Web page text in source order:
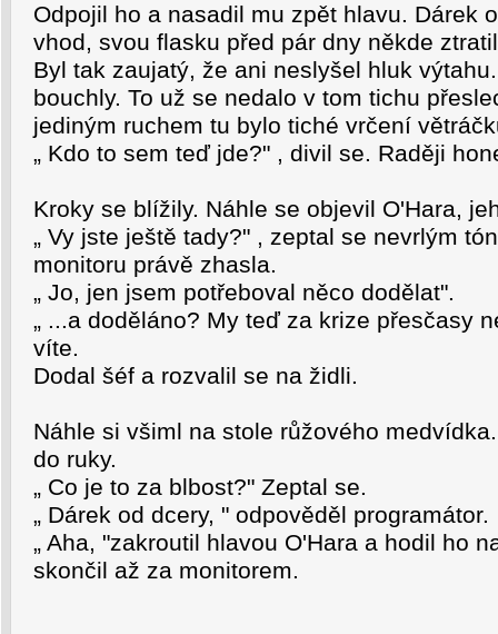
Odpojil ho a nasadil mu zpět hlavu. Dárek
vhod, svou flasku před pár dny někde
Byl tak zaujatý, že ani neslyšel hluk
bouchly. To už se nedalo v tom tichu
jediným ruchem tu bylo tiché vrčení
„ Kdo to sem teď jde?" , divil se. Raději
Kroky se blížily. Náhle se objevil O'Hara,
„ Vy jste ještě tady?" , zeptal se nevrlým
monitoru právě zhasla.
„ Jo, jen jsem potřeboval něco dodělat".
„ ...a doděláno? My teď za krize přesčasy
víte.
Dodal šéf a rozvalil se na židli.
Náhle si všiml na stole růžového
do ruky.
„ Co je to za blbost?" Zeptal se.
„ Dárek od dcery, " odpověděl programátor.
„ Aha, "zakroutil hlavou O'Hara a hodil ho
skončil až za monitorem.